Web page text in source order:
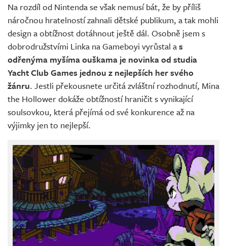
Na rozdíl od Nintenda se však nemusí bát, že by příliš
náročnou hratelností zahnali dětské publikum, a tak mohli
design a obtížnost dotáhnout ještě dál. Osobně jsem s
dobrodružstvími Linka na Gameboyi vyrůstal as
odřenýma myšíma ouškama je novinka od studia
Yacht Club Games jednou z nejlepších her svého
žánru. Jestli překousnete určitá zvláštní rozhodnutí, Mina
the Hollower dokáže obtížností hraničit s vynikající
soulsovkou, která přejímá od své konkurence až na
výjimky jen to nejlepší.